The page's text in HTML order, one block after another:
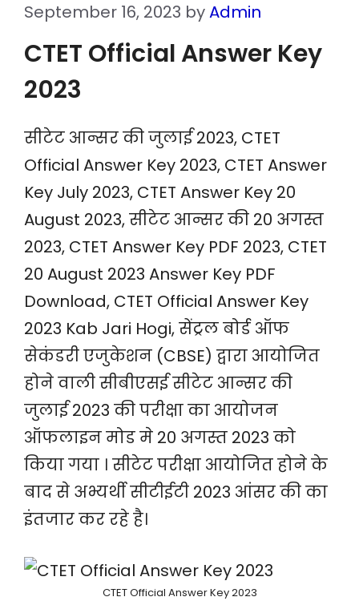
September 16, 2023 byAdmin
CTET Official Answer Key
2023
सीटेट आन्सर की जुलाई 2023, CTET
Official Answer Key 2023, CTET Answer
Key July 2023, CTET Answer Key 20
August 2023, सीटेट आन्सर की 20 अगस्त
2023, CTET Answer Key PDF 2023, CTET
20 August 2023 Answer Key PDF
Download, CTET Official Answer Key
2023 Kab Jari Hogi, सेंट्रल बोर्ड ऑफ
सेकंडरी एजुकेशन (CBSE) द्वारा आयोजित
होने वाली सीबीएसई सीटेट आन्सर की
जुलाई 2023 की परीक्षा का आयोजन
ऑफलाइन मोड मे 20 अगस्त 2023 को
किया गया । सीटेट परीक्षा आयोजित होने के
बाद से अभ्यर्थी सीटीईटी 2023 आंसर की का
इंतजार कर रहे है।
CTET Official Answer Key 2023